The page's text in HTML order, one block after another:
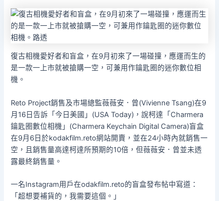
復古相機愛好者和盲盒，在9月初來了一場碰撞，應運而生的
是一款一上市就被搶購一空，可兼用作鑰匙圈的迷你數位相
機。
Reto Project銷售及市場總監薇薇安．曾(Vivienne Tsang)在9
月16日告訴「今日美國」(USA Today)，說柯達「Charmera
鑰匙圈數位相機」(Charmera Keychain Digital Camera)盲盒
在9月6日於kodakfilm.reto網站開賣，並在24小時內就銷售一
空，且銷售量高達柯達所預期的10倍，但薇薇安．曾並未透
露最終銷售量。
一名Instagram用戶在odakfilm.reto的盲盒發布帖中寫道：
「超想要補貨的，我需要這個。」